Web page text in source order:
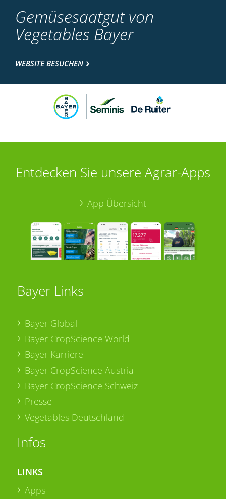
Gemüsesaatgut von
Vegetables Bayer
WEBSITE BESUCHEN
Entdecken Sie unsere Agrar-Apps
App Übersicht
Bayer Links
Bayer Global
Bayer CropScience World
Bayer Karriere
Bayer CropScience Austria
Bayer CropScience Schweiz
Presse
Vegetables Deutschland
Infos
LINKS
Apps